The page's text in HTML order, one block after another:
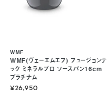
WMF(ヴェーエムエフ) フュージョンテ
ック ミネラルプロ ソースパン16cm
プラチナム
WMF
¥26,950